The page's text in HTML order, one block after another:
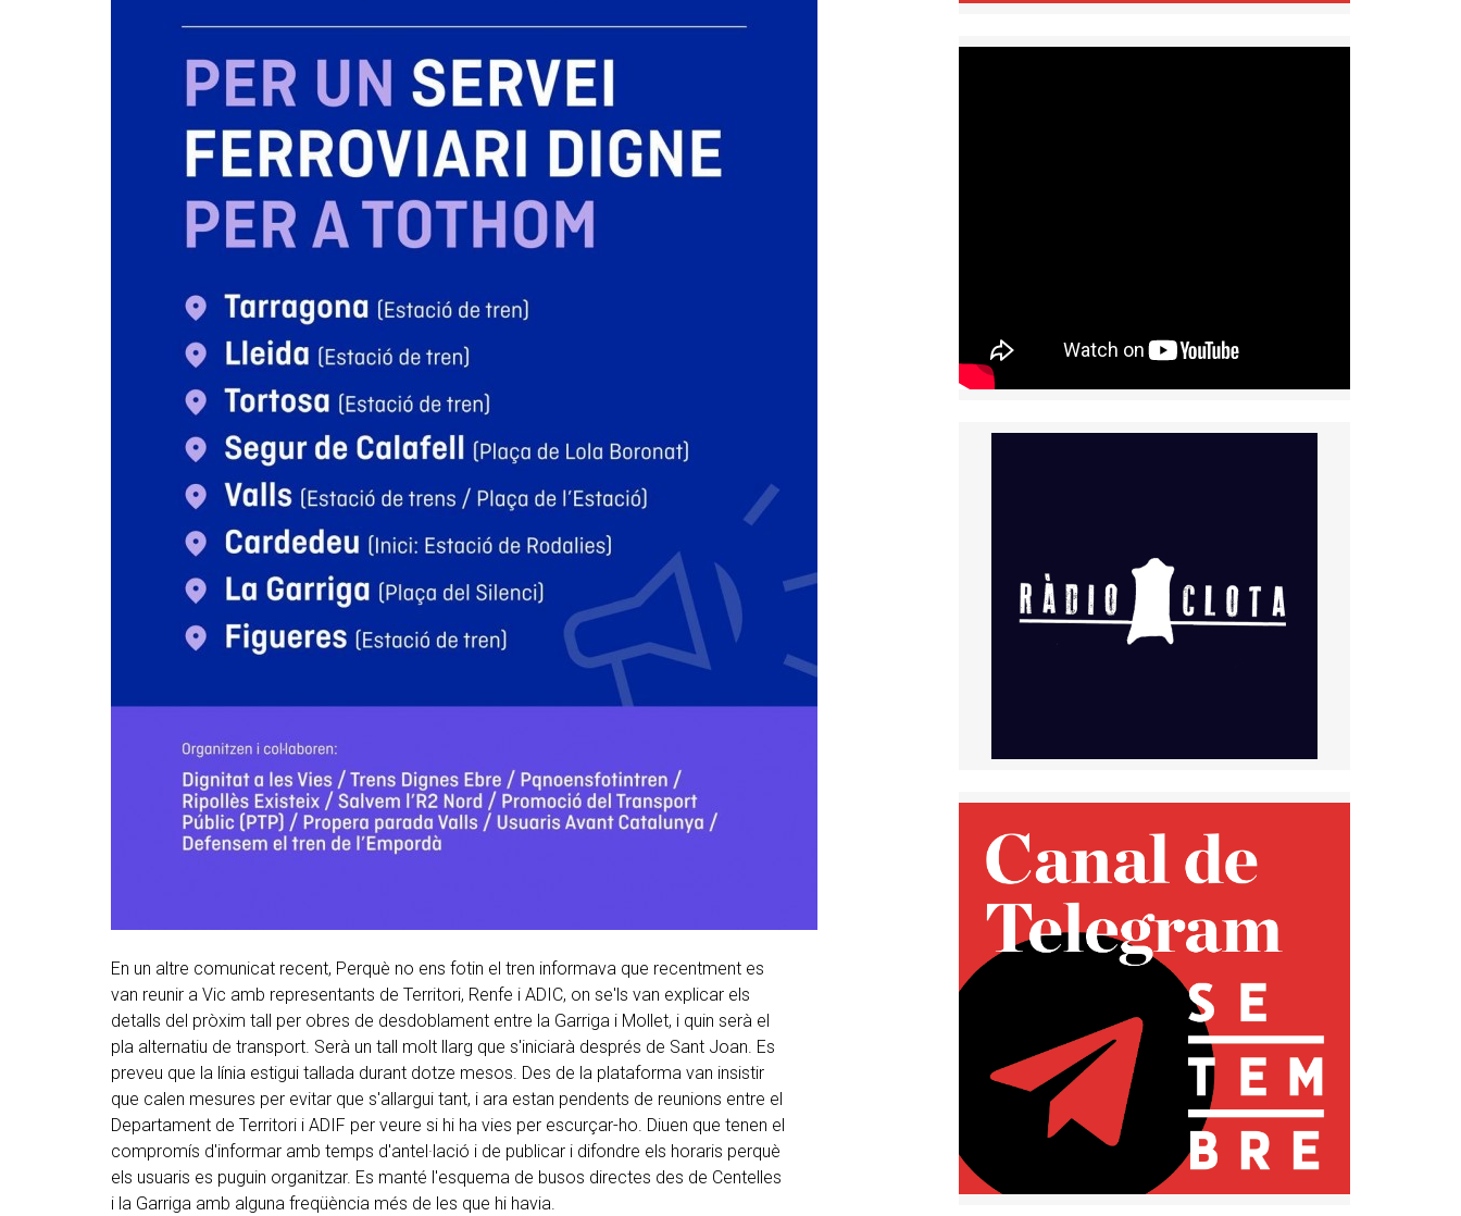
En un altre comunicat recent, Perquè no ens fotin el tren informava que recentment es
van reunir a Vic amb representants de Territori, Renfe i ADIC, on se'ls van explicar els
detalls del pròxim tall per obres de desdoblament entre la Garriga i Mollet, i quin serà el
pla alternatiu de transport. Serà un tall molt llarg que s'iniciarà després de Sant Joan. Es
preveu que la línia estigui tallada durant dotze mesos. Des de la plataforma van insistir
que calen mesures per evitar que s'allargui tant, i ara estan pendents de reunions entre el
Departament de Territori i ADIF per veure si hi ha vies per escurçar-ho. Diuen que tenen el
compromís d'informar amb temps d'antel·lació i de publicar i difondre els horaris perquè
els usuaris es puguin organitzar. Es manté l'esquema de busos directes des de Centelles
i la Garriga amb alguna freqüència més de les que hi havia.